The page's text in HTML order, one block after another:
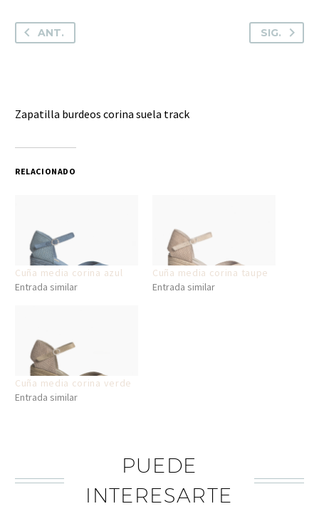
ANT. SIG.
Zapatilla burdeos corina suela track
RELACIONADO
Cuña media corina azul
Entrada similar
Cuña media corina taupe
Entrada similar
Cuña media corina verde
Entrada similar
PUEDE
INTERESARTE